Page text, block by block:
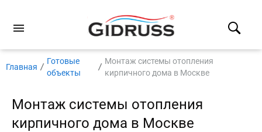
Главная
Готовые
объекты
Монтаж системы отопления
кирпичного дома в Москве
Монтаж системы отопления
кирпичного дома в Москве